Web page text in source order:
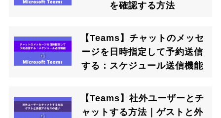
を確認する方法
【Teams】チャットのメッセ
ージを日時指定して予約送信
する：スケジュール送信機能
【Teams】社外ユーザーとチ
ャットする方法｜ゲストと外